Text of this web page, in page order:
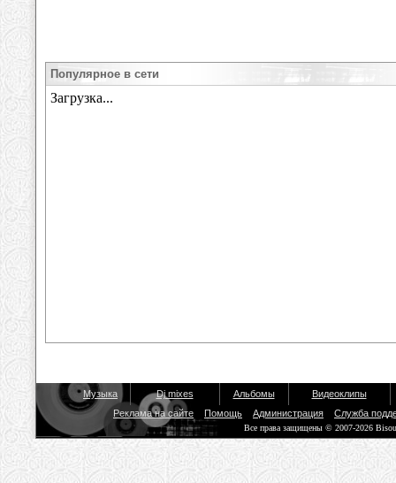
Популярное в сети
Музыка Dj mixes Альбомы
Видеоклипы
Реклама на сайте
Помощь Администрация Служба
Все права защищены © 2007-2026